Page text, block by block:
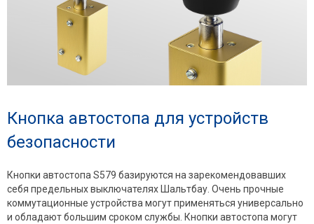
Кнопка автостопа для устройств
безопасности
Кнопки автостопа S579 базируются на зарекомендовавших
себя предельных выключателях Шальтбау. Очень прочные
коммутационные устройства могут применяться универсально
и обладают большим сроком службы. Кнопки автостопа могут